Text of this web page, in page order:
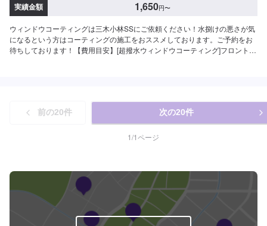
実績金額 1,650円〜
ウィンドウコーティングは三木小林SSにご依頼ください！水捌けの悪さが気
になるという方はコーティングの施工をおススメしております。ご予約をお
待ちしております！【費用目安】[超撥水ウィンドウコーティング]フロント
前の20件 次の20件
1/1ページ